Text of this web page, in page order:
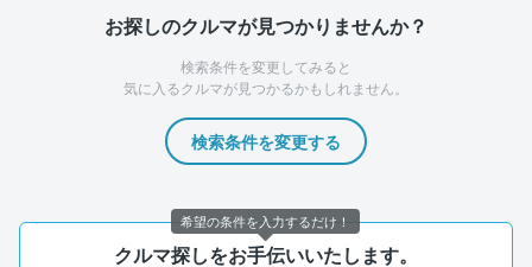
お探しのクルマが見つかりませんか？
検索条件を変更してみると
気に入るクルマが見つかるかもしれません。
検索条件を変更する
クルマ探しをお手伝いいたします。
希望の条件を入力するだけ！